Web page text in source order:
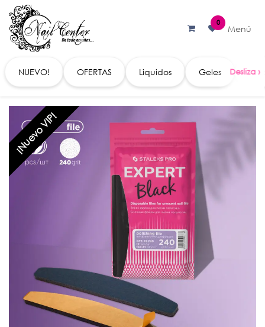
Ir al contenido
0
Menú
NUEVO! OFERTAS Liquidos Geles
¡Nuevo VIP!